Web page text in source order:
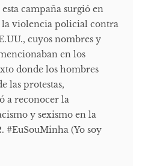
campaña surgió en
violencia policial contra
cuyos nombres y
en los
donde los hombres
las protestas,
a reconocer la
y sexismo en la
#EuSouMinha (Yo soy